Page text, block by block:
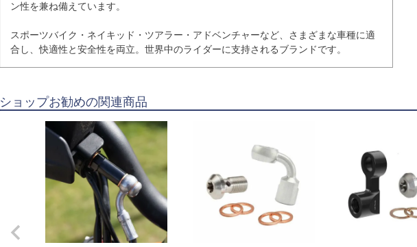
ン性を兼ね備えています。
スポーツバイク・ネイキッド・ツアラー・アドベンチャーなど、さまざまな車種に適
合し、快適性と安全性を両立。世界中のライダーに支持されるブランドです。
ショップお勧めの関連商品